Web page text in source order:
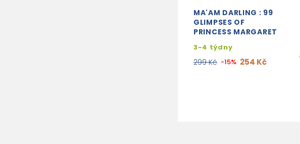
MA'AM DARLING : 99
GLIMPSES OF
PRINCESS MARGARET
3-4 týdny
299 Kč -15% 254 Kč